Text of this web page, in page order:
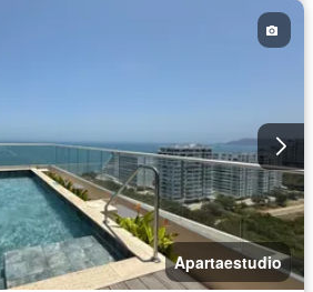
Apartaestudio